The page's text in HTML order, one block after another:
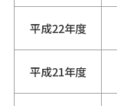
平成22年度
平成21年度